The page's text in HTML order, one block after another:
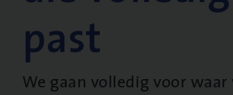
past
We gaan volledig voor